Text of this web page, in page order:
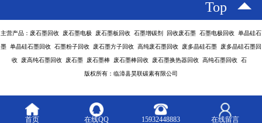
Top
主营产品：废石墨回收 废石墨电极 废石墨板回收 石墨增碳剂 回收废石墨 石墨电极回收 单晶硅石
墨 单晶硅石墨回收 石墨粉子回收 废石墨方子回收 高纯废石墨回收 废多晶硅石墨 废多晶硅石墨回
收 废高纯石墨回收 废石墨 废石墨棒 废石墨棒回收 废石墨换热器回收 高纯石墨回收 石
版权所有：临漳县昊联碳素有限公司
首页 在线QQ 15932448883 在线留言